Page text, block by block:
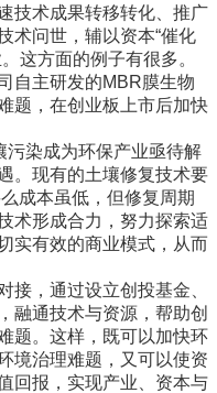
技术成果转移转化、推广
术问世，辅以资本“催化
这方面的例子有很多。
自主研发的MBR膜生物
题，在创业板上市后加快
染成为环保产业亟待解
。现有的土壤修复技术要
成本虽低，但修复周期
术形成合力，努力探索适
实有效的商业模式，从而
，通过设立创投基金、
融通技术与资源，帮助创
题。这样，既可以加快环
境治理难题，又可以使资
回报，实现产业、资本与